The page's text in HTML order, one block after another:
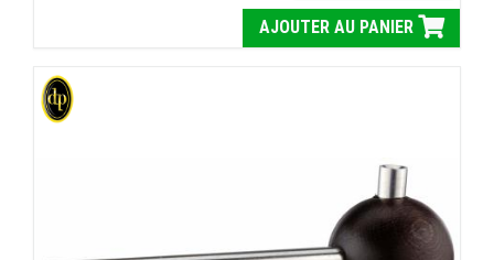
AJOUTER AU PANIER